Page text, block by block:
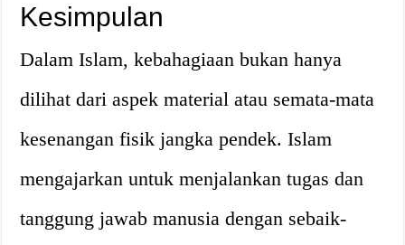
Kesimpulan
Dalam Islam, kebahagiaan bukan hanya
dilihat dari aspek material atau semata-mata
kesenangan fisik jangka pendek. Islam
mengajarkan untuk menjalankan tugas dan
tanggung jawab manusia dengan sebaik-